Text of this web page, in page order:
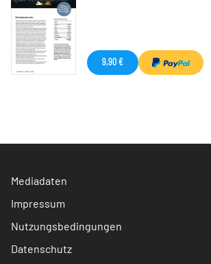
9,90 €
Mediadaten
Impressum
Nutzungsbedingungen
Datenschutz